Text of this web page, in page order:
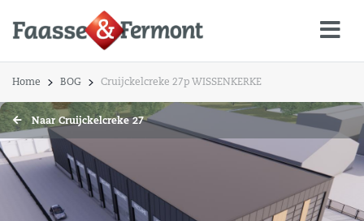
Home BOG Cruijckelcreke 27p WISSENKERKE
Naar Cruijckelcreke 27